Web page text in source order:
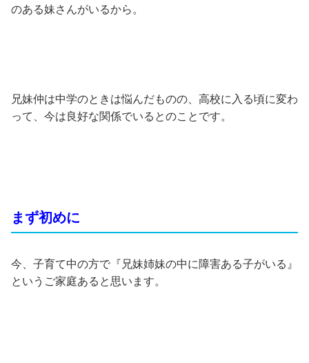
のある妹さんがいるから。
兄妹仲は中学のときは悩んだものの、高校に入る頃に変わ
って、今は良好な関係でいるとのことです。
まず初めに
今、子育て中の方で『兄妹姉妹の中に障害ある子がいる』
というご家庭あると思います。